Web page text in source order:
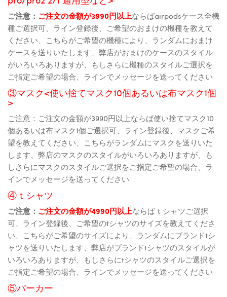
ご注意： ご注文の金額が3990円以上ならばairpodsケース全機
種ご選択可、ライン登録後、ご希望のおまけの機種を教えて
ください、こちらがご希望の機種により、ランダムにおまけ
ケースを送りいたします、弊店がおまけのケースのスタイル
がいろいろありますが、もしさらに機種のスタイルご選択を
ご指定ご希望の場合、ラインでメッセージを送ってください
③マスク<使い捨てマスク10個あるいは布マスク1個
>
ご注意：ご注文の金額が3990円以上ならば使い捨てマスク10
個あるいは布マスク1個ご選択可、ライン登録後、マスクご希
望を教えてください、こちらがランダムにマスクを送りいた
します、弊店のマスクのスタイルがいろいろありますが、も
しさらにマスクのスタイルご選択をご指定ご希望の場合、ラ
インでメッセージを送ってください
④ｔシャツ
ご注意： ご注文の金額が4990円以上ならばｔシャツご選択
可、ライン登録後、ご希望のtシャツのサイズを教えてくださ
い、こちらがご希望のサイズにより、ランダムにブランドtシ
ャツを送りいたします、弊店がブランドtシャツのスタイルが
いろいろありますが、もしさらにtシャツのスタイルご選択を
ご指定ご希望の場合、ラインでメッセージを送ってください
⑤パーカー